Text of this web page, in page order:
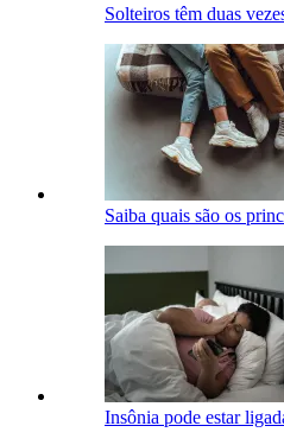
Solteiros têm duas
Saiba quais são os
Insônia pode estar